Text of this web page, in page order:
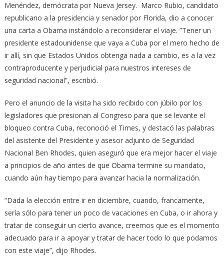
Menéndez, demócrata por Nueva Jersey. Marco Rubio, candidato
republicano a la presidencia y senador por Florida, dio a conocer
una carta a Obama instándolo a reconsiderar el viaje. ”Tener un
presidente estadounidense que vaya a Cuba por el mero hecho de
ir allí, sin que Estados Unidos obtenga nada a cambio, es a la vez
contraproducente y perjudicial para nuestros intereses de
seguridad nacional”, escribió.
Pero el anuncio de la visita ha sido recibido con júbilo por los
legisladores que presionan al Congreso para que se levante el
bloqueo contra Cuba, reconoció el Times, y destacó las palabras
del asistente del Presidente y asesor adjunto de Seguridad
Nacional Ben Rhodes, quien aseguró que era mejor hacer el viaje
a principios de año antes de que Obama termine su mandato,
cuando aún hay tiempo para avanzar hacia la normalización.
“Dada la elección entre ir en diciembre, cuando, francamente,
sería sólo para tener un poco de vacaciones en Cuba, o ir ahora y
tratar de conseguir un cierto avance, creemos que es el momento
adecuado para ir a apoyar y tratar de hacer todo lo que podamos
con este viaje”, dijo Rhodes.